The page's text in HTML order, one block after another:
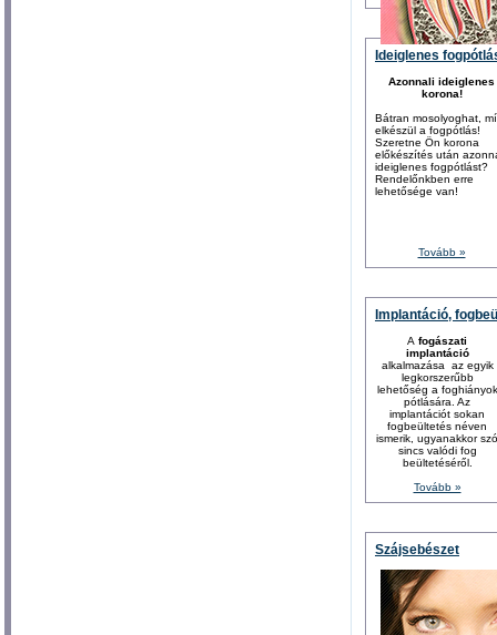
Ideiglenes
Azonnali ideiglenes
korona!
Bátran mosolyoghat,
elkészül a fogpótlás!
Szeretne Ön korona
előkészítés után
ideiglenes fogpótlást?
Rendelőnkben erre
lehetősége van!
Tovább »
Implantáció,
A fogászati
implantáció
alkalmazása az egyik
legkorszerűbb
lehetőség a foghiányok
pótlására. Az
implantációt sokan
fogbeültetés néven
ismerik, ugyanakkor szó
sincs valódi fog
beültetéséről.
Tovább »
Szájsebészet